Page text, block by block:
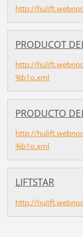
http://
PRODUCOT
http://
%b1o.xml
PRODUCTO
http://
%b1o.xml
LIFTSTAR
http://